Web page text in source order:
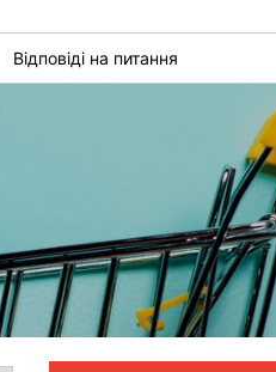
Відповіді на питання